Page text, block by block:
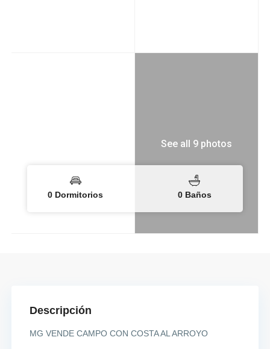
See all 9 photos
0 Dormitorios 0 Baños
Descripción
MG VENDE CAMPO CON COSTA AL ARROYO